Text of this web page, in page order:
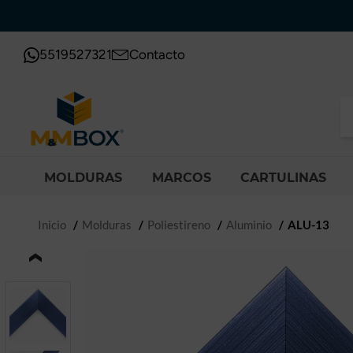
5519527321 Contacto
MOLDURAS MARCOS CARTULINAS
Inicio Molduras Poliestireno Aluminio ALU-13
‹